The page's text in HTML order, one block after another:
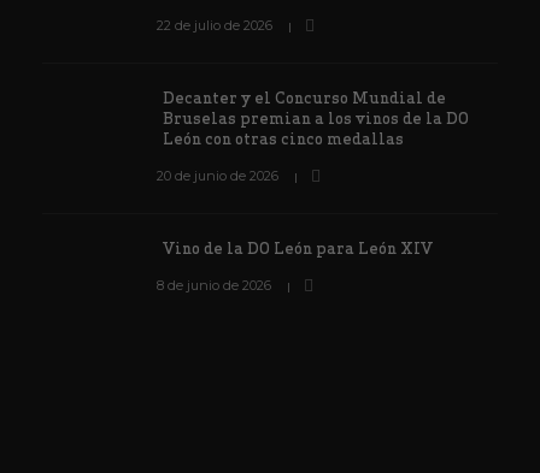
22 de julio de 2026
Decanter y el Concurso Mundial de
Bruselas premian a los vinos de la DO
León con otras cinco medallas
20 de junio de 2026
Vino de la DO León para León XIV
8 de junio de 2026